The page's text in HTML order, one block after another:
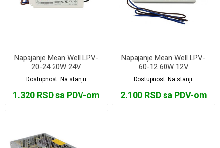
Napajanje Mean Well LPV-
20-24 20W 24V
Dostupnost: Na stanju
1.320 RSD sa PDV-om
Napajanje Mean Well LPV-
60-12 60W 12V
Dostupnost: Na stanju
2.100 RSD sa PDV-om